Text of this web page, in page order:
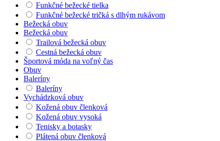
Funkčné bežecké tielka
Funkčné bežecké tričká s dlhým rukávom
Bežecká obuv
Bežecká obuv
Trailová bežecká obuv
Cestná bežecká obuv
Športová móda na voľný čas
Obuv
Baleríny
Baleríny
Vychádzková obuv
Kožená obuv členková
Kožená obuv vysoká
Tenisky a botasky
Plátená obuv členková